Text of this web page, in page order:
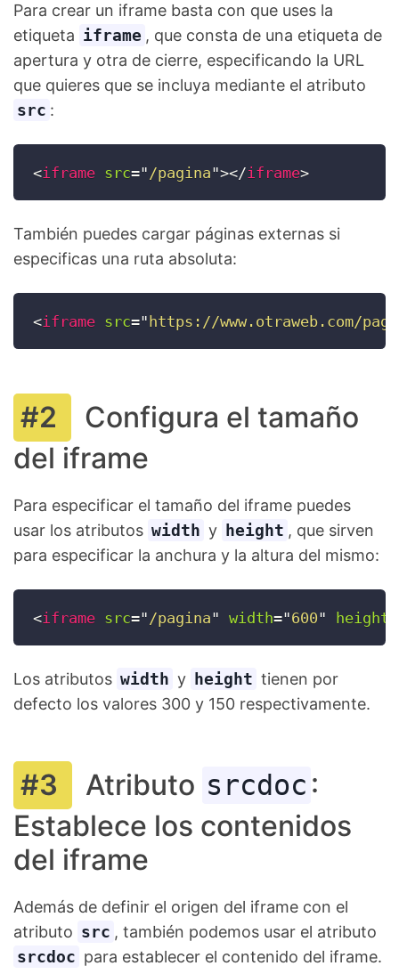
Para crear un iframe basta con que uses la
etiqueta iframe , que consta de una etiqueta de
apertura y otra de cierre, especificando la URL
que quieres que se incluya mediante el atributo
src :
<iframe src=" /pagina"></iframe>
También puedes cargar páginas externas si
especificas una ruta absoluta:
<iframe src=" https://www.otraweb.com/
Configura el tamaño
del iframe
Para especificar el tamaño del iframe puedes
usar los atributos width y height , que sirven
para especificar la anchura y la altura del mismo:
<iframe src=" /pagina" width="600" height
Los atributos width y height tienen por
defecto los valores 300 y 150 respectivamente.
Atributo srcdoc :
Establece los contenidos
del iframe
Además de definir el origen del iframe con el
atributo src , también podemos usar el atributo
srcdoc para establecer el contenido del iframe.